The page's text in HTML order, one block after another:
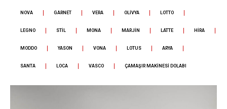
NOVA GARNET VERA OLİVYA LOTTO
LEGNO STİL MONA MARJİN LATTE HİRA
MODDO YASON VONA LOTUS ARYA
SANTA LOCA VASCO ÇAMAŞIR MAKİNESİ DOLABI